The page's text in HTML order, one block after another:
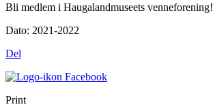
Bli medlem i Haugalandmuseets venneforening!
Dato: 2021-2022
Del
Print